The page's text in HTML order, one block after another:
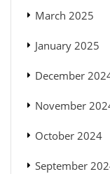
March 2025
January 2025
December
November
October 2024
September